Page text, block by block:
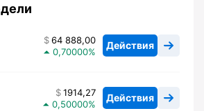
64 888,00
0,70000
Действия
1914,27
0,50000
Действия